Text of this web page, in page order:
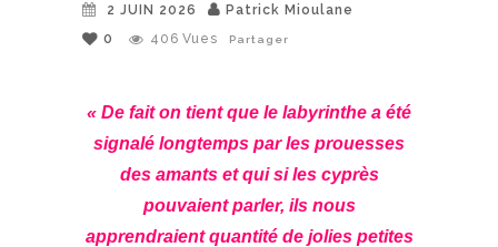
2 JUIN 2026
Patrick Mioulane
0
406 Vues Partager
« De fait on tient que le labyrinthe a été
signalé longtemps par les prouesses
des amants et qui si les cyprès
pouvaient parler, ils nous
apprendraient quantité de jolies petites